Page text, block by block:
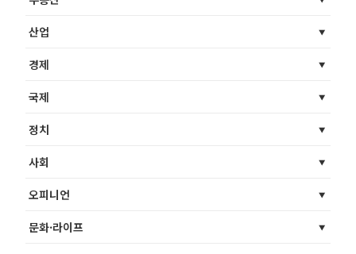
산업
경제
국제
정치
사회
오피니언
문화·라이프